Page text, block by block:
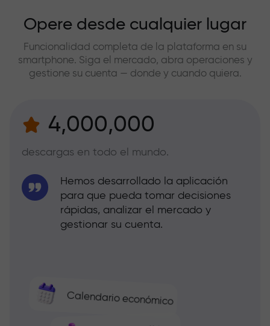
Opere desde cualquier lugar
Funcionalidad completa de la plataforma en su
smartphone. Siga el mercado, abra operaciones y
gestione su cuenta — donde y cuando quiera.
4,000,000
descargas en todo el mundo.
Calendario económico
Hemos desarrollado la aplicación
para que pueda tomar decisiones
rápidas, analizar el mercado y
gestionar su cuenta.